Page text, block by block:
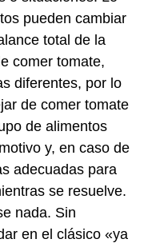
pueden cambiar
total de la
comer tomate,
diferentes, por lo
de comer tomate
de alimentos
y, en caso de
adecuadas para
se resuelve.
nada. Sin
en el clásico «ya